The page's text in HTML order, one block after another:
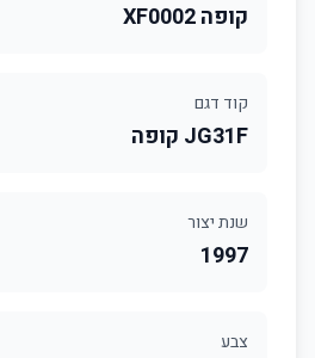
קופה XF0002
קוד דגם
JG31F קופה
שנת יצור
1997
צבע